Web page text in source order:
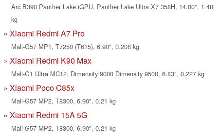
Arc B390 Panther Lake iGPU, Panther Lake Ultra X7 358H, 14.00", 1.48
kg
Xiaomi Redmi A7 Pro
Mali-G57 MP1, T7250 (T615), 6.90", 0.208 kg
Xiaomi Redmi K90 Max
Mali-G1 Ultra MC12, Dimensity 9000 Dimensity 9500, 6.83", 0.227 kg
Xiaomi Poco C85x
Mali-G57 MP2, T8300, 6.90", 0.21 kg
Xiaomi Redmi 15A 5G
Mali-G57 MP2, T8300, 6.90", 0.21 kg